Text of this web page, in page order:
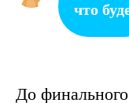
что
До